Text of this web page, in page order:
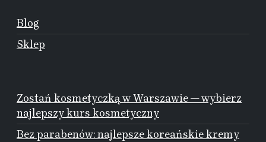
Blog
Sklep
Zostań kosmetyczką w Warszawie — wybierz
najlepszy kurs kosmetyczny
Bez parabenów: najlepsze koreańskie kremy